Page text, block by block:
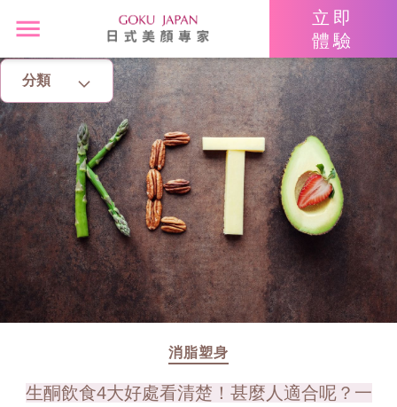
立即
體驗
分類
主頁
亮眼秘籍
消脂塑身
美白去斑
增肌減脂
消脂塑身
生酮飲食4大好處看清楚！甚麼人適合呢？一